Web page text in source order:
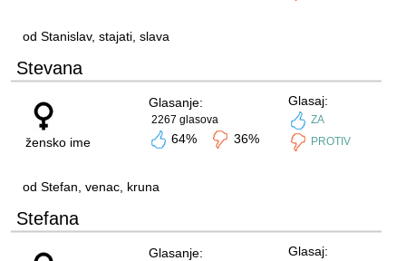
od Stanislav, stajati, slava
Stevana
žensko ime
Glasanje:
2267 glasova
64% 36%
Glasaj:
ZA
PROTIV
od Stefan, venac, kruna
Stefana
Glasanje: Glasaj: